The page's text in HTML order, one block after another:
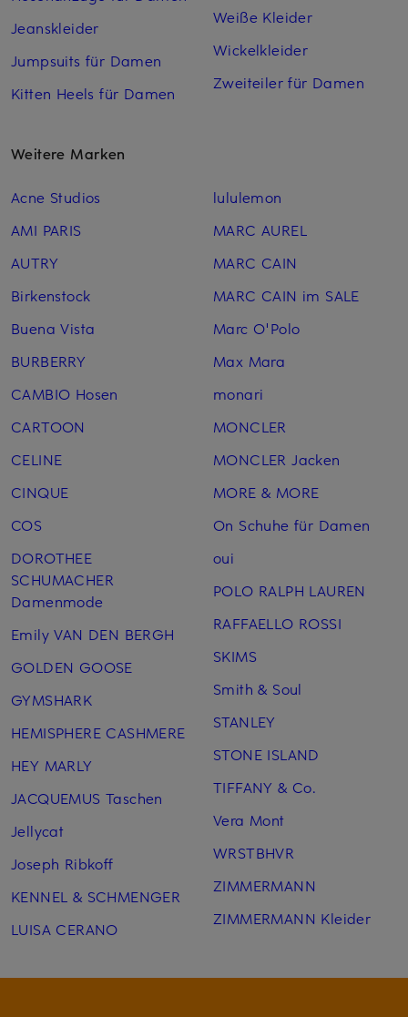
Jeanskleider
Jumpsuits für Damen
Kitten Heels für Damen
Weiße Kleider
Wickelkleider
Zweiteiler für Damen
Weitere Marken
Acne Studios
AMI PARIS
AUTRY
Birkenstock
Buena Vista
BURBERRY
CAMBIO Hosen
CARTOON
CELINE
CINQUE
COS
DOROTHEE
SCHUMACHER
Damenmode
Emily VAN DEN BERGH
GOLDEN GOOSE
GYMSHARK
HEMISPHERE CASHMERE
HEY MARLY
JACQUEMUS Taschen
Jellycat
Joseph Ribkoff
KENNEL & SCHMENGER
LUISA CERANO
lululemon
MARC AUREL
MARC CAIN
MARC CAIN im SALE
Marc O'Polo
Max Mara
monari
MONCLER
MONCLER Jacken
MORE & MORE
On Schuhe für Damen
oui
POLO RALPH LAUREN
RAFFAELLO ROSSI
SKIMS
Smith & Soul
STANLEY
STONE ISLAND
TIFFANY & Co.
Vera Mont
WRSTBHVR
ZIMMERMANN
ZIMMERMANN Kleider